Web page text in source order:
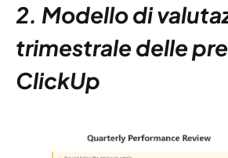
2. Modello di
trimestrale delle
ClickUp